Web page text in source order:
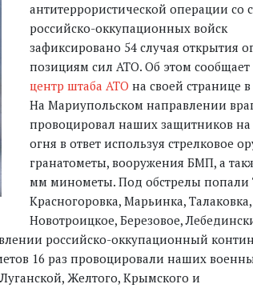
антитеррористической операции со
российско-оккупационных войск
зафиксировано 54 случая открытия
позициям сил АТО. Об этом сообщает
центр штаба АТО на своей странице
На Мариупольском направлении
провоцировал наших защитников на
огня в ответ используя стрелковое
гранатометы, вооружения БМП, а
мм минометы. Под обстрелы попали
Красногоровка, Марьинка, Талаковка,
Новотроицкое, Березовое,
российско-оккупационный
16 раз провоцировали наших
Желтого, Крымского и